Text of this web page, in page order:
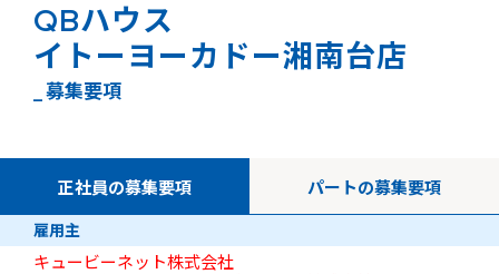
QBハウス
イトーヨーカドー湘南台店
_ 募集要項
正社員の募集要項 パートの募集要項
雇用主
キュービーネット株式会社